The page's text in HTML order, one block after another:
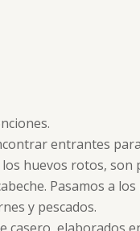
entrantes
huevos rotos, son
Pasamos a
y pescados.